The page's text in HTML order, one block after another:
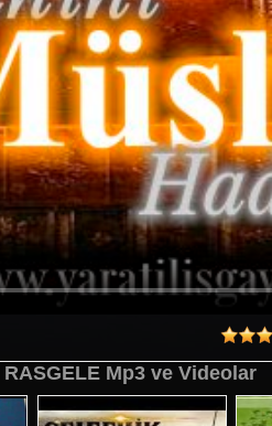
RASGELE Mp3 ve Videolar